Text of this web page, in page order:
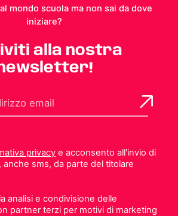
mondo scuola ma non sai da dove
iniziare?
alla nostra
privacye acconsento all'invio di
anche sms, da parte del titolare
analisi e condivisione delle
partner terzi per motivi di marketing